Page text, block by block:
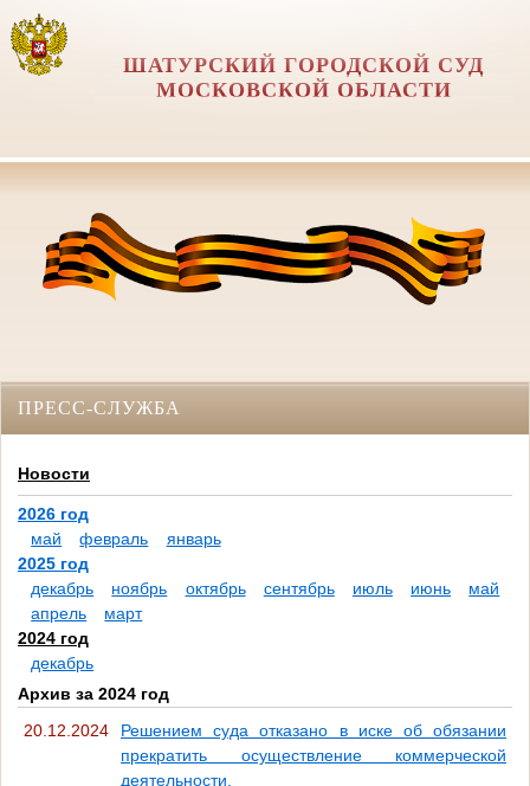
ШАТУРСКИЙ ГОРОДСКОЙ СУД
МОСКОВСКОЙ ОБЛАСТИ
ПРЕСС-СЛУЖБА
Новости
2026 год
май
февраль
январь
2025 год
декабрь
ноябрь октябрь сентябрь июль июнь
май
апрель
март
2024 год
декабрь
Архив за 2024 год
20.12.2024
Решением суда отказано в иске об обязании
прекратить осуществление коммерческой
деятельности.